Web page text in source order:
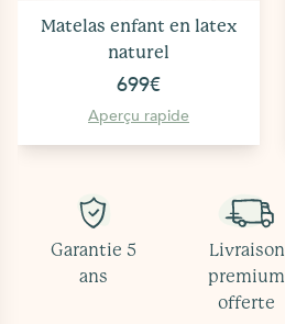
Matelas enfant en latex
naturel
699€
Aperçu rapide
Garantie 5
ans
Livraison
premium
offerte